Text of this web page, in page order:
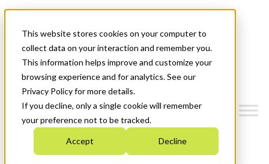
This website stores cookies on your computer to
collect data on your interaction and remember you.
This information helps improve and customize your
browsing experience and for analytics. See our
Privacy Policy for more details.
If you decline, only a single cookie will remember
your preference not to be tracked.
Accept Decline
News & Events
Get Started
Menu
Who We Are
Strategic Plan 2026-2030